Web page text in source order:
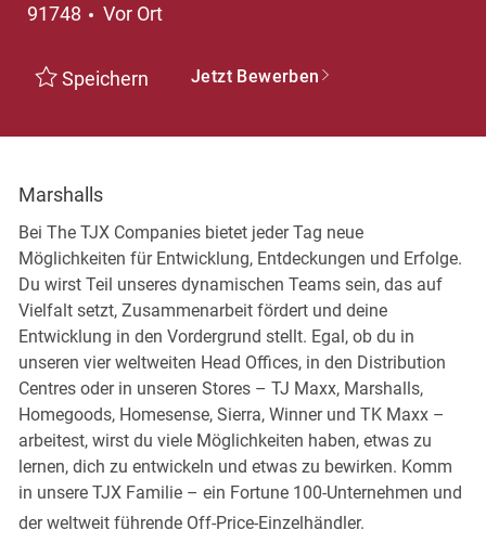
91748
Vor Ort
Speichern Jetzt Bewerben
Marshalls
Bei The TJX Companies bietet jeder Tag neue
Möglichkeiten für Entwicklung, Entdeckungen und Erfolge.
Du wirst Teil unseres dynamischen Teams sein, das auf
Vielfalt setzt, Zusammenarbeit fördert und deine
Entwicklung in den Vordergrund stellt. Egal, ob du in
unseren vier weltweiten Head Offices, in den Distribution
Centres oder in unseren Stores – TJ Maxx, Marshalls,
Homegoods, Homesense, Sierra, Winner und TK Maxx –
arbeitest, wirst du viele Möglichkeiten haben, etwas zu
lernen, dich zu entwickeln und etwas zu bewirken. Komm
in unsere TJX Familie – ein Fortune 100-Unternehmen und
der weltweit führende Off-Price-Einzelhändler.